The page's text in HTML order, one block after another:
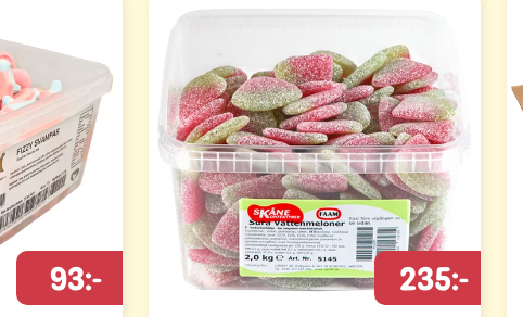
93:- 235:-